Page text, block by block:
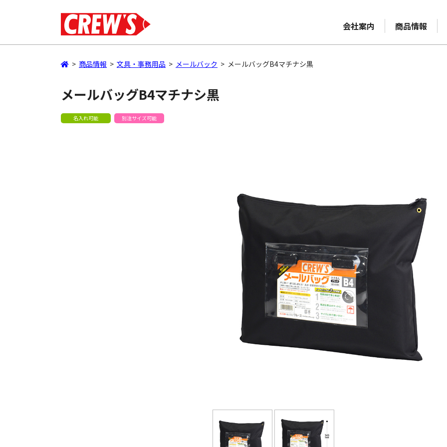
会社案内 商品情報
> 商品情報 > 文具・事務用品 > メールバック > メールバッグB4マチナシ黒
メールバッグB4マチナシ黒
名入れ可能 別注サイズ可能